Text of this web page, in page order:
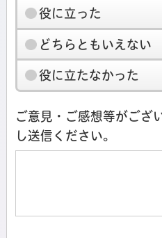
役に立った
どちらともいえない
役に立たなかった
ご意見・ご感想等がござ
し送信ください。